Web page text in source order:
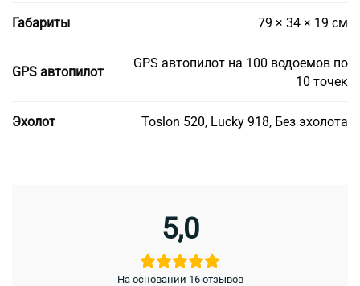
Габариты 79 × 34 × 19 см
GPS автопилот
GPS автопилот на 100 водоемов по
10 точек
Эхолот Toslon 520, Lucky 918, Без эхолота
5,0
На основании 16 отзывов